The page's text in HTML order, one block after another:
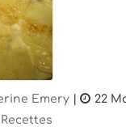
Emery | 22
Recettes